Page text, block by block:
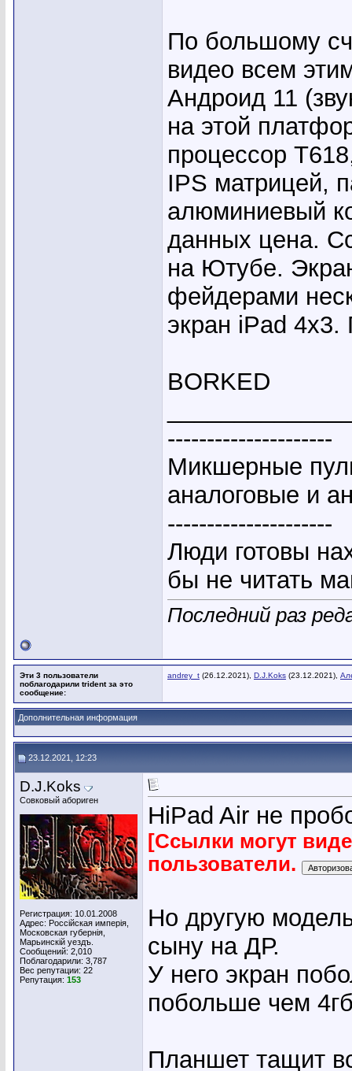
По большому
видео всем
Андроид 11
на этой
процессор
IPS матрицей,
алюминиевый
данных цена.
на Ютубе.
фейдерами
экран iPad 4х3.
BORKED
---------------------
Микшерные
аналоговые и
---------------------
Люди готовы
бы не читать
Последний раз
Эти 3 пользователи
поблагодарили trident за это
сообщение:
andrey_t (26.12.2021), D.J.Koks (23.12.2021),
Дополнительная информация
23.12.2021, 12:23
D.J.Koks
Совковый абориген
Регистрация: 10.01.2008
Адрес: Россiйская имперiя,
Московская губернiя,
Марьинскiй уездъ.
Сообщений: 2,010
Поблагодарили: 3,787
Вес репутации: 22
Репутация: 153
HiPad Air не
[Ссылки могут
пользователи.
Но другую
сыну на ДР.
У него экран
побольше чем
Планшет тащит